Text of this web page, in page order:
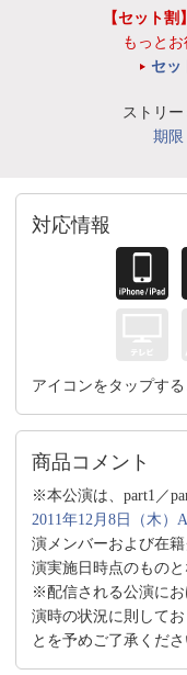
【セット割】
もっとお
セッ
ストリ
期限
対応情報
アイコンをタップす
商品コメント
※本公演は、part1／
2011年12月8日（木）
演メンバーおよび在
演実施日時点のものと
※配信される公演に
演時の状況に則して
とを予めご了承くださ